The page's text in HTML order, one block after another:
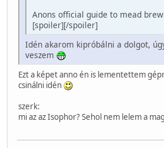
Anons official guide to mead
[spoiler][/spoiler]
Idén akarom kipróbálni a dolgot,
veszem
Ezt a képet anno én is lementettem
csinálni idén
szerk:
mi az az Isophor? Sehol nem lelem a